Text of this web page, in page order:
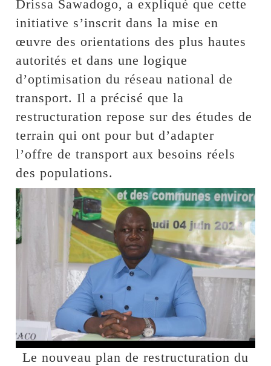
Drissa Sawadogo, a expliqué que cette
initiative s’inscrit dans la mise en
œuvre des orientations des plus hautes
autorités et dans une logique
d’optimisation du réseau national de
transport. Il a précisé que la
restructuration repose sur des études de
terrain qui ont pour but d’adapter
l’offre de transport aux besoins réels
des populations.
Le nouveau plan de restructuration du